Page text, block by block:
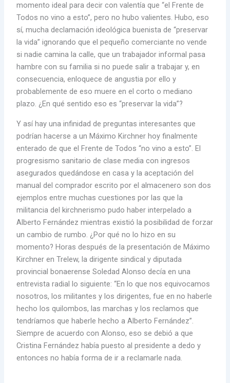
momento ideal para decir con valentía que “el Frente de
Todos no vino a esto”, pero no hubo valientes. Hubo, eso
sí, mucha declamación ideológica buenista de “preservar
la vida” ignorando que el pequeño comerciante no vende
si nadie camina la calle, que un trabajador informal pasa
hambre con su familia si no puede salir a trabajar y, en
consecuencia, enloquece de angustia por ello y
probablemente de eso muere en el corto o mediano
plazo. ¿En qué sentido eso es “preservar la vida”?
Y así hay una infinidad de preguntas interesantes que
podrían hacerse a un Máximo Kirchner hoy finalmente
enterado de que el Frente de Todos “no vino a esto”. El
progresismo sanitario de clase media con ingresos
asegurados quedándose en casa y la aceptación del
manual del comprador escrito por el almacenero son dos
ejemplos entre muchas cuestiones por las que la
militancia del kirchnerismo pudo haber interpelado a
Alberto Fernández mientras existió la posibilidad de forzar
un cambio de rumbo. ¿Por qué no lo hizo en su
momento? Horas después de la presentación de Máximo
Kirchner en Trelew, la dirigente sindical y diputada
provincial bonaerense Soledad Alonso decía en una
entrevista radial lo siguiente: “En lo que nos equivocamos
nosotros, los militantes y los dirigentes, fue en no haberle
hecho los quilombos, las marchas y los reclamos que
tendríamos que haberle hecho a Alberto Fernández”.
Siempre de acuerdo con Alonso, eso se debió a que
Cristina Fernández había puesto al presidente a dedo y
entonces no había forma de ir a reclamarle nada.